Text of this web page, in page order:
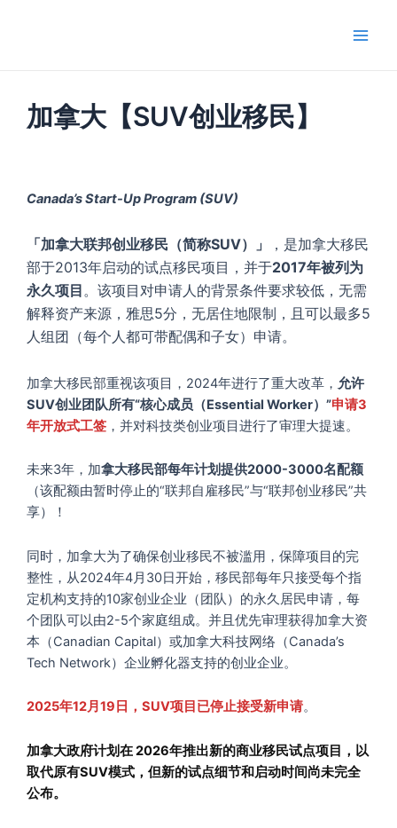
加拿大【SUV创业移民】
Canada’s Start-Up Program (SUV)
「加拿大联邦创业移民（简称SUV）」
，是加拿大移民
部于2013年启动的试点移民项目，并于2017年被列为
永久项目 。该项目对申请人的背景条件要求较低，无需
解释资产来源，雅思5分，无居住地限制，且可以最多5
人组团（每个人都可带配偶和子女）申请。
加拿大移民部重视该项目，2024年进行了重大改革， 允许
SUV创业团队所有“核心成员（Essential Worker）”申请3
年开放式工签 ，并对科技类创业项目进行了审理大提速。
未来3年，加拿大移民部每年计划提供2000-3000名配额
（该配额由暂时停止的“联邦自雇移民”与“联邦创业移民”共
享）！
同时，加拿大为了确保创业移民不被滥用，保障项目的完
整性，从2024年4月30日开始，移民部每年只接受每个指
定机构支持的10家创业企业（团队）的永久居民申请，每
个团队可以由2-5个家庭组成。并且优先审理获得加拿大资
本（Canadian Capital）或加拿大科技网络（Canada’s
Tech Network）企业孵化器支持的创业企业。
2025年12月19日，SUV项目已停止接受新申请。
加拿大政府计划在 2026年推出新的商业移民试点项目，以
取代原有SUV模式，但新的试点细节和启动时间尚未完全
公布。